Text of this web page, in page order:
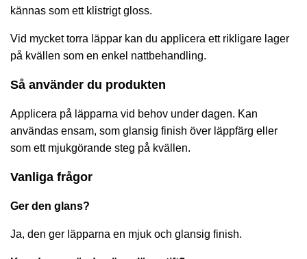
kännas som ett klistrigt gloss.
Vid mycket torra läppar kan du applicera ett rikligare lager
på kvällen som en enkel nattbehandling.
Så använder du produkten
Applicera på läpparna vid behov under dagen. Kan
användas ensam, som glansig finish över läppfärg eller
som ett mjukgörande steg på kvällen.
Vanliga frågor
Ger den glans?
Ja, den ger läpparna en mjuk och glansig finish.